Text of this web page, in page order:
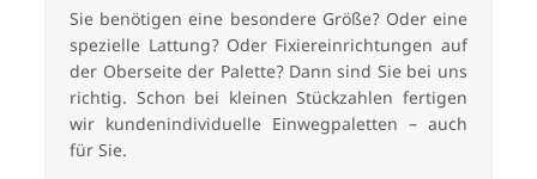
Sie benötigen eine besondere Größe? Oder eine
spezielle Lattung? Oder Fixiereinrichtungen auf
der Oberseite der Palette? Dann sind Sie bei uns
richtig. Schon bei kleinen Stückzahlen fertigen
wir kundenindividuelle Einwegpaletten – auch
für Sie.